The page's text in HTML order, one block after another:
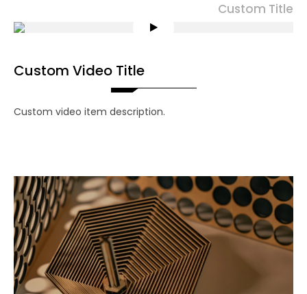
Custom Title
Custom Video Title
Custom video item description.